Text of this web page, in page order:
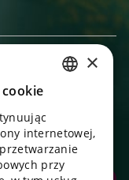
wygodny czat z
UKRAINIAN
PORTUGUESE
×
internetowej,
przy